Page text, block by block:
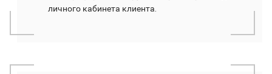
личного кабинета клиента.